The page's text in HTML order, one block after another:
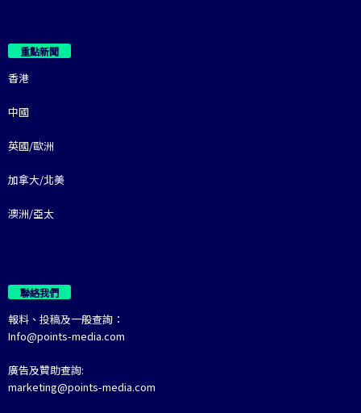
重點新聞
香港
中國
英國/歐洲
加拿大/北美
澳洲/亞太
聯絡我們
報料、投稿及一般查詢：
Info@points-media.com
廣告及贊助查詢:
marketing@points-media.com